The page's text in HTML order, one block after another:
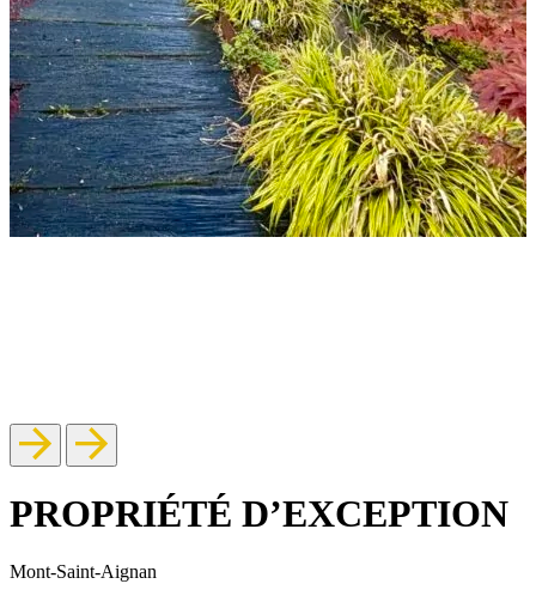
PROPRIÉTÉ D’EXCEPTION
Mont-Saint-Aignan